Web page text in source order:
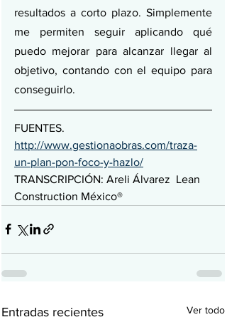
resultados a corto plazo. Simplemente
me permiten seguir aplicando qué
puedo mejorar para alcanzar llegar al
objetivo, contando con el equipo para
conseguirlo.
FUENTES.
http://www.gestionaobras.com/traza-
un-plan-pon-foco-y-hazlo/
TRANSCRIPCIÓN: Areli Álvarez  Lean
Construction México®
Entradas recientes Ver todo